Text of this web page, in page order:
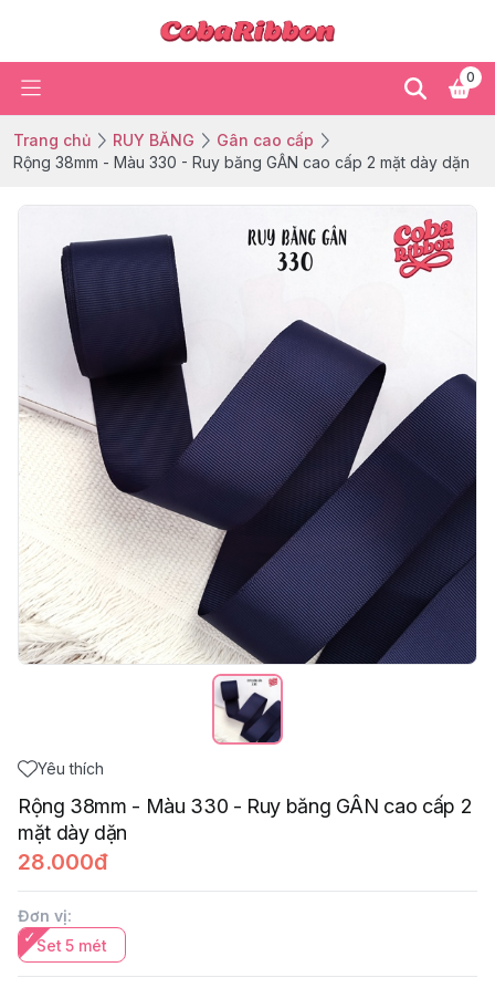
0
Trang chủ RUY BĂNG
Gân cao cấp
Rộng 38mm - Màu 330 - Ruy băng GÂN cao cấp 2 mặt dày dặn
Yêu thích
Rộng 38mm - Màu 330 - Ruy băng GÂN cao cấp 2
mặt dày dặn
28.000đ
Đơn vị:
Set 5 mét